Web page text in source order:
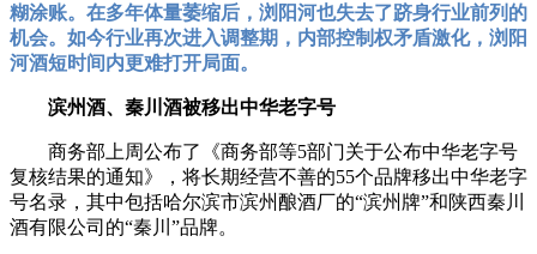
糊涂账。在多年体量萎缩后，浏阳河也失去了跻身行业前列的
机会。如今行业再次进入调整期，内部控制权矛盾激化，浏阳
河酒短时间内更难打开局面。
滨州酒、秦川酒被移出中华老字号
商务部上周公布了《商务部等5部门关于公布中华老字号
复核结果的通知》，将长期经营不善的55个品牌移出中华老字
号名录，其中包括哈尔滨市滨州酿酒厂的“滨州牌”和陕西秦川
酒有限公司的“秦川”品牌。